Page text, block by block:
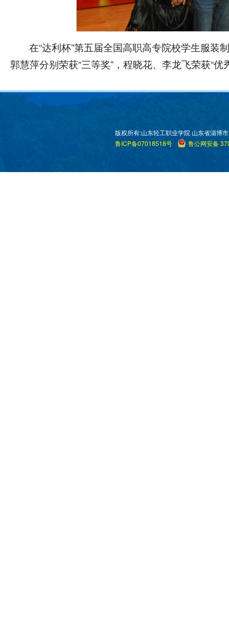
在“达利杯”第五届全国高职高专院校学生服
郭慧萍分别荣获“三等奖”，程晓花、李龙飞荣获“优
版权所有:山东轻工职业学院 山东省淄
鲁ICP备07018518号
鲁公网安备